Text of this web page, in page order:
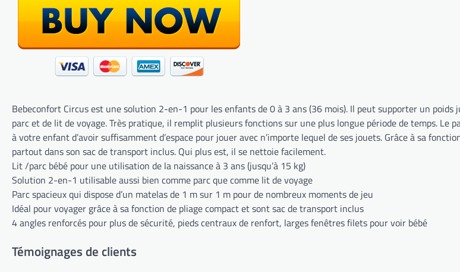
Bebeconfort Circus est une solution 2-en-1 pour les enfants de 0 à 3 ans (36 mois). Il peut supporter un
parc et de lit de voyage. Très pratique, il remplit plusieurs fonctions sur une plus longue période de temps. Le
à votre enfant d’avoir suffisamment d’espace pour jouer avec n’importe lequel de ses jouets. Grâce à sa
partout dans son sac de transport inclus. Qui plus est, il se nettoie facilement.
Lit /parc bébé pour une utilisation de la naissance à 3 ans (jusqu’à 15 kg)
Solution 2-en-1 utilisable aussi bien comme parc que comme lit de voyage
Parc spacieux qui dispose d’un matelas de 1 m sur 1 m pour de nombreux moments de jeu
Idéal pour voyager grâce à sa fonction de pliage compact et sont sac de transport inclus
4 angles renforcés pour plus de sécurité, pieds centraux de renfort, larges fenêtres filets pour voir bébé
Témoignages de clients